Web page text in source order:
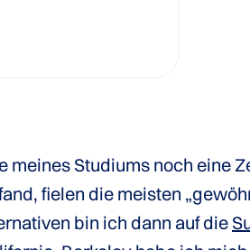
meines Studiums noch eine
fielen die meisten
bin ich dann auf die